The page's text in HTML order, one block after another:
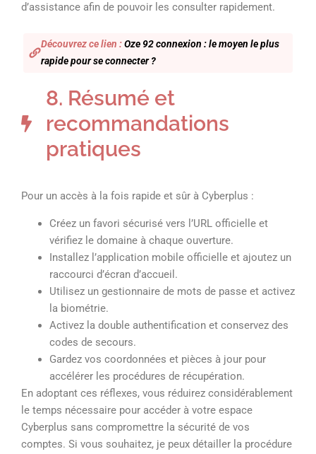
d’assistance afin de pouvoir les consulter rapidement.
Découvrez ce lien :Oze 92 connexion : le moyen le plus
rapide pour se connecter ?
8. Résumé et
recommandations
pratiques
Pour un accès à la fois rapide et sûr à Cyberplus :
Créez un favori sécurisé vers l’URL officielle et
vérifiez le domaine à chaque ouverture.
Installez l’application mobile officielle et ajoutez un
raccourci d’écran d’accueil.
Utilisez un gestionnaire de mots de passe et activez
la biométrie.
Activez la double authentification et conservez des
codes de secours.
Gardez vos coordonnées et pièces à jour pour
accélérer les procédures de récupération.
En adoptant ces réflexes, vous réduirez considérablement
le temps nécessaire pour accéder à votre espace
Cyberplus sans compromettre la sécurité de vos
comptes. Si vous souhaitez, je peux détailler la procédure